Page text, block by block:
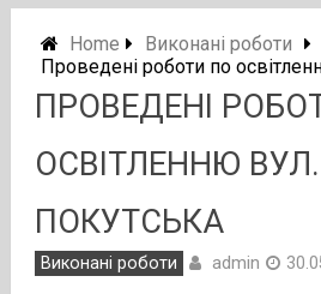
Home
Виконані роботи
Проведені роботи по
ПРОВЕДЕНІ
ОСВІТЛЕННЮ ВУЛ.
ПОКУТСЬКА
Виконані роботи admin